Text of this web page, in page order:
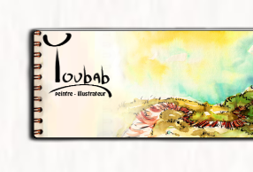
contenu